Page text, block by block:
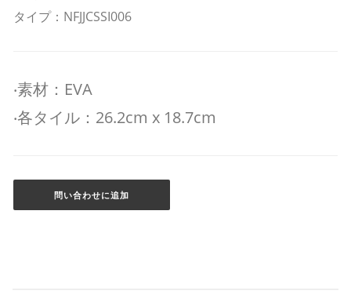
タイプ：NFJJCSSI006
‧素材：EVA
‧各タイル：26.2cm x 18.7cm
問い合わせに追加